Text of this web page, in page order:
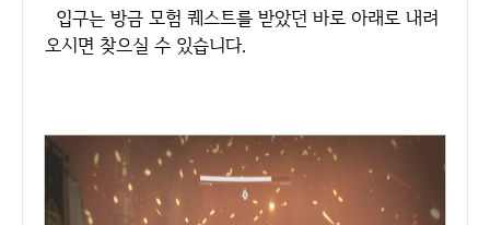
입구는 방금 모험 퀘스트를 받았던 바로 아래로 내려
오시면 찾으실 수 있습니다.